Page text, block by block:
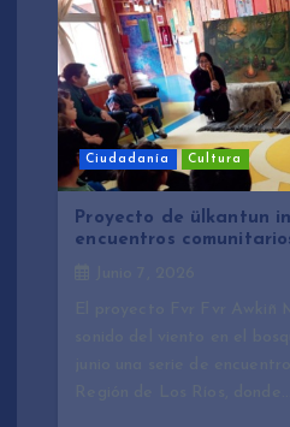
Ciudadanía Cultura
Proyecto de ülkantun
encuentros